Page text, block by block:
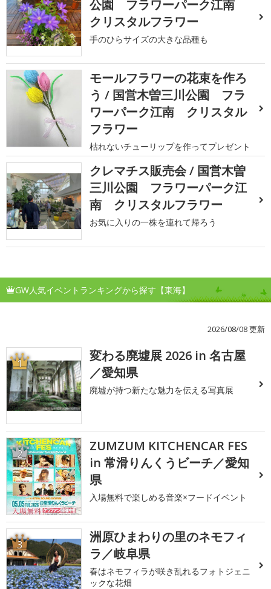
公園 フラワーパーク江南
クリスタルフラワー
手のひらサイズの大きな品種も
モールフラワーの花束を作ろ
う / 国営木曽三川公園 フラ
ワーパーク江南 クリスタル
フラワー
枯れないチューリップを作ってプレゼント
クレマチス販売会 / 国営木曽
三川公園 フラワーパーク江
南 クリスタルフラワー
お気に入りの一株を連れて帰ろう
GW人気イベントランキングから探す【東海】
2026/08/08 更新
1
変わる廃墟展 2026 in 名古屋
／愛知県
廃墟が持つ新たな魅力を伝える写真展
2
ZUMZUM KITCHENCAR FES
in 常滑りんくうビーチ／愛知
県
入場無料で楽しめる音楽×フードイベント
3
洲原ひまわりの里のネモフィ
ラ／岐阜県
春はネモフィラが咲き乱れるフォトジェニ
ックな花畑